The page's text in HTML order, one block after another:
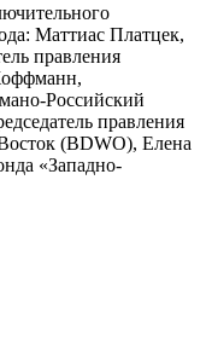
Маттиас Платцек,
правления
Российский
правления
(BDWO), Елена
«Западно-